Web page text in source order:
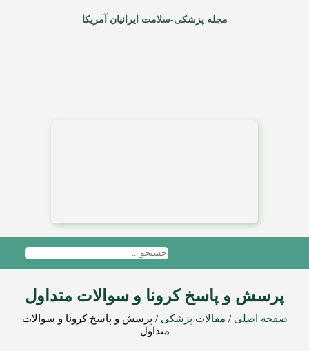
مجله پزشکی-سلامت ایرانیان آمریکا
پرسش و پاسخ کرونا و سوالات متداول
صفحه اصلی / مقالات پزشکی / پرسش و پاسخ کرونا و سوالات
متداول